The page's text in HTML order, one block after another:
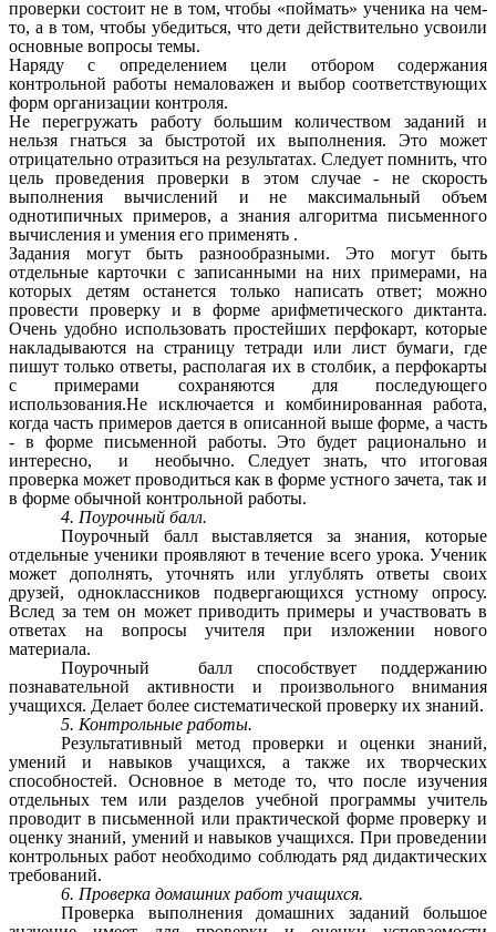
проверки состоит не в том, чтобы «поймать» ученика на чем-
то, а в том, чтобы убедиться, что дети действительно усвоили
основные вопросы темы.
Наряду с определением цели отбором содержания
контрольной работы немаловажен и выбор соответствующих
форм организации контроля.
Не перегружать работу большим количеством заданий и
нельзя гнаться за быстротой их выполнения. Это может
отрицательно отразиться на результатах. Следует помнить, что
цель проведения проверки в этом случае - не скорость
выполнения вычислений и не максимальный объем
однотипичных примеров, а знания алгоритма письменного
вычисления и умения его применять .
Задания могут быть разнообразными. Это могут быть
отдельные карточки с записанными на них примерами, на
которых детям останется только написать ответ; можно
провести проверку и в форме арифметического диктанта.
Очень удобно использовать простейших перфокарт, которые
накладываются на страницу тетради или лист бумаги, где
пишут только ответы, располагая их в столбик, а перфокарты
с примерами сохраняются для последующего
использования.Не исключается и комбинированная работа,
когда часть примеров дается в описанной выше форме, а часть
- в форме письменной работы. Это будет рационально и
интересно, и необычно. Следует знать, что итоговая
проверка может проводиться как в форме устного зачета, так и
в форме обычной контрольной работы.
4. Поурочный балл.
Поурочный балл выставляется за знания, которые
отдельные ученики проявляют в течение всего урока. Ученик
может дополнять, уточнять или углублять ответы своих
друзей, одноклассников подвергающихся устному опросу.
Вслед за тем он может приводить примеры и участвовать в
ответах на вопросы учителя при изложении нового
материала.
Поурочный балл способствует поддержанию
познавательной активности и произвольного внимания
учащихся. Делает более систематической проверку их знаний.
5. Контрольные работы.
Результативный метод проверки и оценки знаний,
умений и навыков учащихся, а также их творческих
способностей. Основное в методе то, что после изучения
отдельных тем или разделов учебной программы учитель
проводит в письменной или практической форме проверку и
оценку знаний, умений и навыков учащихся. При проведении
контрольных работ необходимо соблюдать ряд дидактических
требований.
6. Проверка домашних работ учащихся.
Проверка выполнения домашних заданий большое